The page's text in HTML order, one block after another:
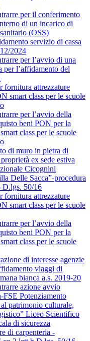
per il conferimento
di un incarico di
(OSS)
servizio di cassa
2024
per l’avvio di una
per l’affidamento del
attrezzature
smart class per le scuole
per l’avvio della
beni PON per la
class per le scuole
di muro in pietra di
ex sede estiva
Cicognini
Delle Sacca”-procedura
D.lgs. 50/16
attrezzature
smart class per le scuole
per l’avvio della
beni PON per la
class per le scuole
di interesse agenzie
viaggi di
bianca a.s. 2019-20
azione avvio
FSE Potenziamento
patrimonio culturale,
Liceo Scientifico
di sicurezza
di carpenteria -